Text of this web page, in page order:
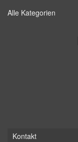
Alle Kategorien
Kontakt